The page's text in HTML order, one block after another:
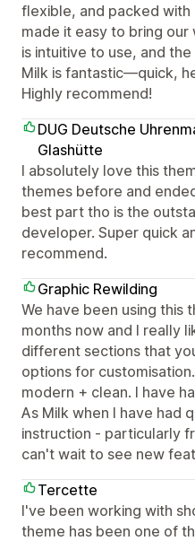
flexible, and packed
made it easy to bring
is intuitive to use, and
Milk is fantastic—quick,
Highly recommend!
DUG Deutsche
Glashütte
I absolutely love this
themes before and
best part tho is the
developer. Super quick
recommend.
Graphic Rewilding
We have been using this
months now and I really
different sections that
options for
modern + clean. I have
As Milk when I have had
instruction - particularly
can't wait to see new
Tercette
I've been working with
theme has been one of